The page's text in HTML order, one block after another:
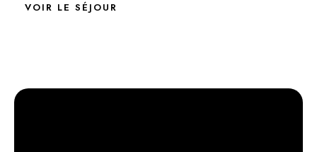
VOIR LE SÉJOUR